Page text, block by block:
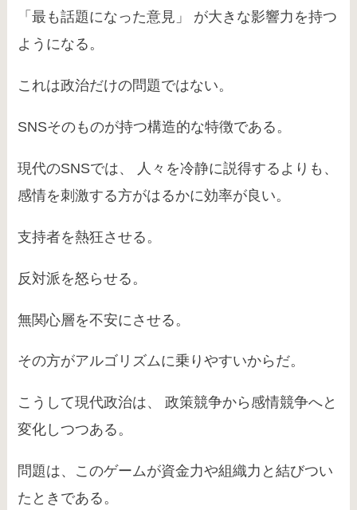
「最も話題になった意見」 が大きな影響力を持つ
ようになる。
これは政治だけの問題ではない。
SNSそのものが持つ構造的な特徴である。
現代のSNSでは、 人々を冷静に説得するよりも、
感情を刺激する方がはるかに効率が良い。
支持者を熱狂させる。
反対派を怒らせる。
無関心層を不安にさせる。
その方がアルゴリズムに乗りやすいからだ。
こうして現代政治は、 政策競争から感情競争へと
変化しつつある。
問題は、このゲームが資金力や組織力と結びつい
たときである。